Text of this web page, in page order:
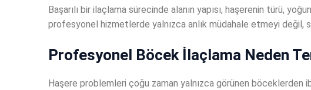
Başarılı bir ilaçlama sürecinde alanın yapısı, haşerenin türü,
profesyonel hizmetlerde yalnızca anlık müdahale etmeyi değil,
Profesyonel Böcek İlaçlama Neden
Haşere problemleri çoğu zaman yalnızca görünen